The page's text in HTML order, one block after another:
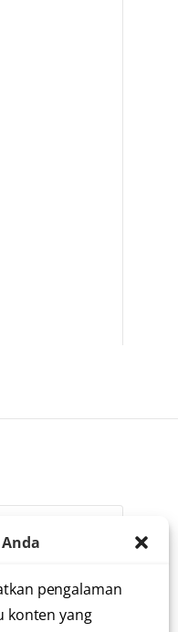
pengalaman
konten yang